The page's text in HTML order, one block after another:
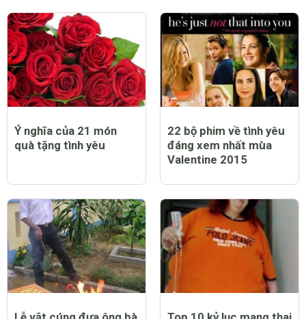
CHỦ ĐỀ LIÊN QUAN
quà tặng tình yêu
đáng xem nhất mùa
Valentine 2015